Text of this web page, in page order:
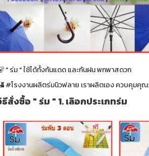
" ร่ม " ใช้ได้ทั้งกันแดด และกันฝน พกพาสดวก
#โรงงานผลิตร่มนิวฟลาย เราผลิตเอง ควบคุมคุ
สั่งซื้อ " ร่ม " 1. เลิอกประเภทร่ม